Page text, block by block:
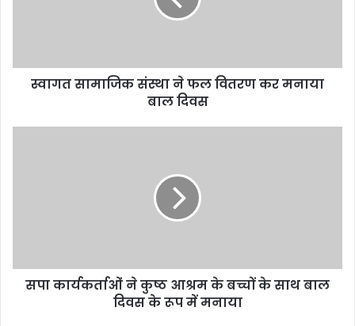
स्वागत सामाजिक संस्था ने फल वितरण कर मनाया
बाल दिवस
सपा कार्यकर्ताओं ने कुष्ठ आश्रम के बच्चों के साथ बाल
दिवस के रूप में मनाया